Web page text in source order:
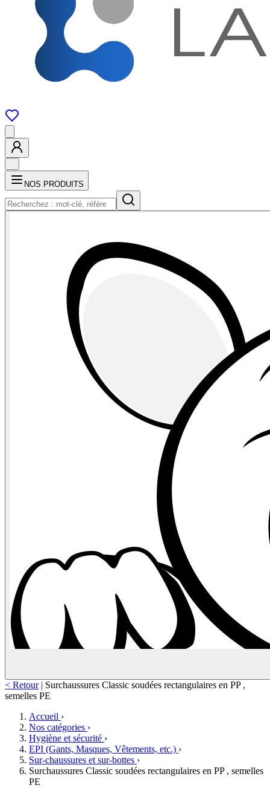
NOS PRODUITS
< Retour | Surchaussures Classic soudées rectangulaires en PP ,
semelles PE
Accueil ›
Nos catégories ›
Hygiène et sécurité ›
EPI (Gants, Masques, Vêtements, etc.) ›
Sur-chaussures et sur-bottes ›
Surchaussures Classic soudées rectangulaires en PP , semelles
PE